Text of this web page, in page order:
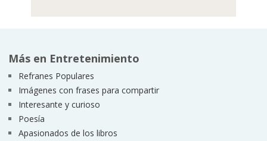
Más en Entretenimiento
Refranes Populares
Imágenes con frases para compartir
Interesante y curioso
Poesía
Apasionados de los libros